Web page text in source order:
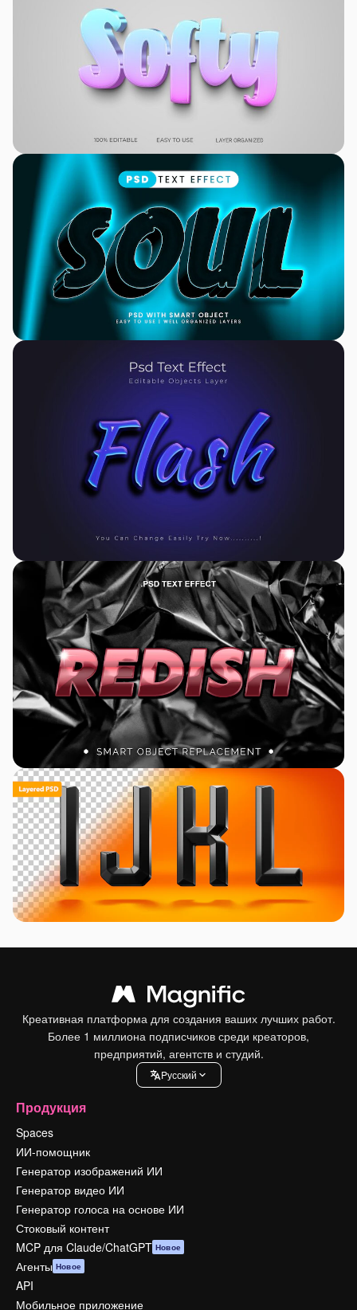
Креативная платформа для создания ваших лучших работ.
Более 1 миллиона подписчиков среди креаторов,
предприятий, агентств и студий.
Pусский
Продукция
Spaces
ИИ-помощник
Генератор изображений ИИ
Генератор видео ИИ
Генератор голоса на основе ИИ
Стоковый контент
MCP для Claude/ChatGPT Новое
Агенты Новое
API
Мобильное приложение